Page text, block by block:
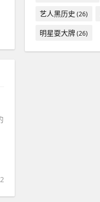
艺人黑历史 (26)
明星耍大牌(26)